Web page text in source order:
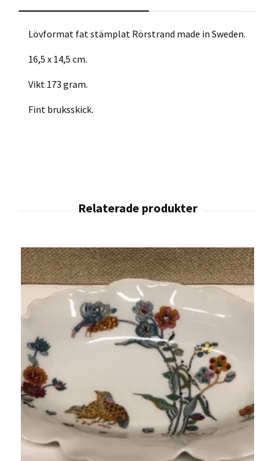
Lövformat fat stämplat Rörstrand made in Sweden.
16,5 x 14,5 cm.
Vikt 173 gram.
Fint bruksskick.